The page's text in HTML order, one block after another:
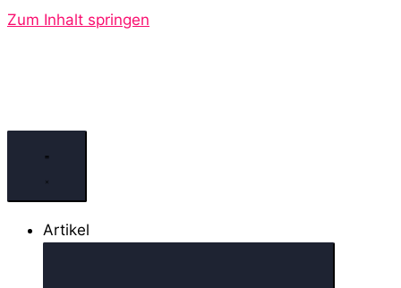
Zum Inhalt springen
Artikel